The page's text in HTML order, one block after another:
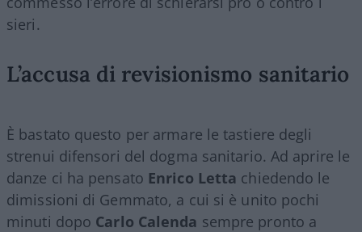
sieri.
L’accusa di revisionismo sanitario
È bastato questo per armare le tastiere degli
strenui difensori del dogma sanitario. Ad aprire le
danze ci ha pensato Enrico Letta chiedendo le
dimissioni di Gemmato, a cui si è unito pochi
minuti dopo Carlo Calenda sempre pronto a